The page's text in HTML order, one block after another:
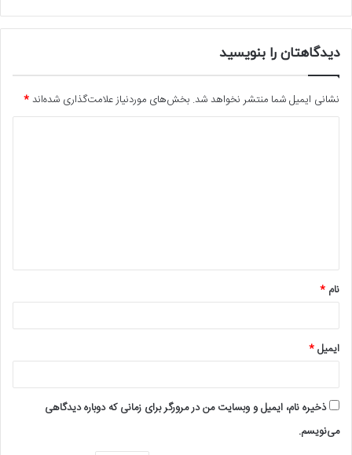
دیدگاهتان را بنویسید
نشانی ایمیل شما منتشر نخواهد شد. بخش‌های موردنیاز علامت‌گذاری شده‌اند*
*
نام *
ایمیل*
ذخیره نام، ایمیل و وبسایت من در مرورگر برای زمانی که دوباره دیدگاهی
می‌نویسم.